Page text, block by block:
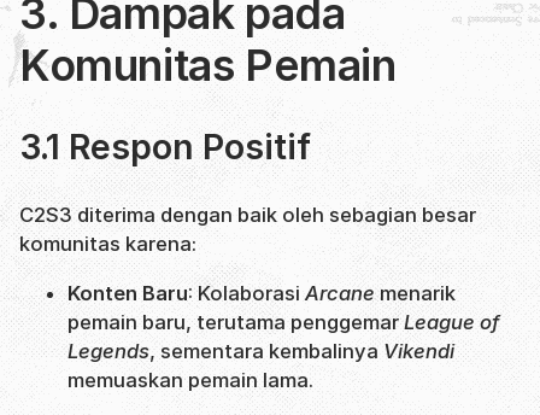
3. Dampak pada
Komunitas Pemain
3.1 Respon Positif
C2S3 diterima dengan baik oleh sebagian besar
komunitas karena:
Konten Baru: Kolaborasi Arcanemenarik
pemain baru, terutama penggemarLeague of
Legends, sementara kembalinya Vikendi
memuaskan pemain lama.